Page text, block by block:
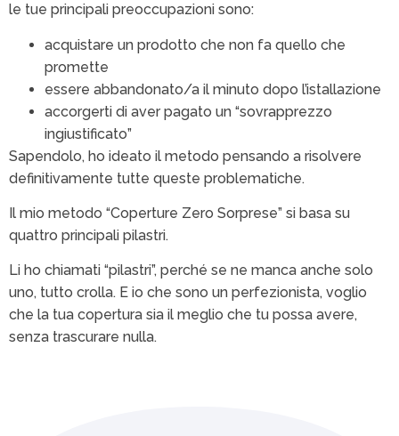
le tue principali preoccupazioni sono:
acquistare un prodotto che non fa quello che
promette
essere abbandonato/a il minuto dopo l’istallazione
accorgerti di aver pagato un “sovrapprezzo
ingiustificato”
Sapendolo, ho ideato il metodo pensando a risolvere
definitivamente tutte queste problematiche.
Il mio metodo “Coperture Zero Sorprese” si basa su
quattro principali pilastri.
Li ho chiamati “pilastri”, perché se ne manca anche solo
uno, tutto crolla. E io che sono un perfezionista, voglio
che la tua copertura sia il meglio che tu possa avere,
senza trascurare nulla.